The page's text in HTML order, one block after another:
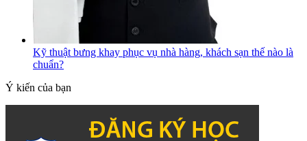
Kỹ thuật bưng khay phục vụ nhà hàng, khách sạn thế nào là
chuẩn?
Ý kiến của bạn